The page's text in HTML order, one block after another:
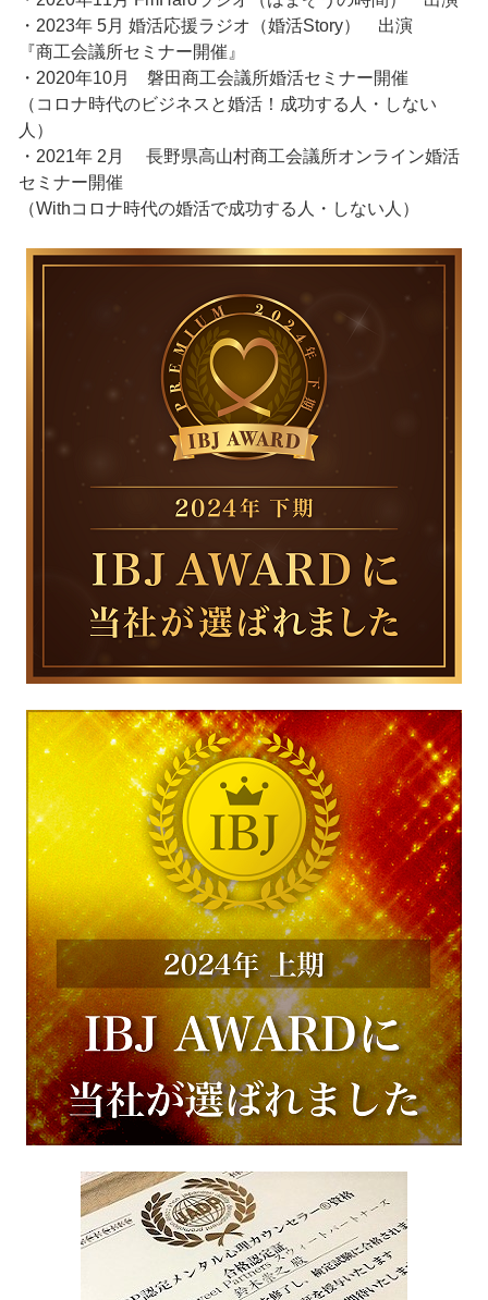
・2023年 5月 婚活応援ラジオ（婚活Story） 出演
『商工会議所セミナー開催』
・2020年10月 磐田商工会議所婚活セミナー開催
（コロナ時代のビジネスと婚活！成功する人・しない
人）
・2021年 2月 長野県高山村商工会議所オンライン婚活
セミナー開催
（Withコロナ時代の婚活で成功する人・しない人）